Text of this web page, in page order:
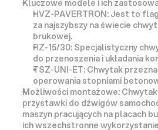
Kluczowe modele i ich
HVZ-PAVERTRON: Jest to
za najszybszy na świecie
brukowej.
RZ-15/30: Specjalistyczny
do przenoszenia i układania
TSZ-UNI-ET: Chwytak
operowania stopniami
Możliwości montażowe:
przystawki do dźwigów
maszyn pracujących na placach
ich wszechstronne